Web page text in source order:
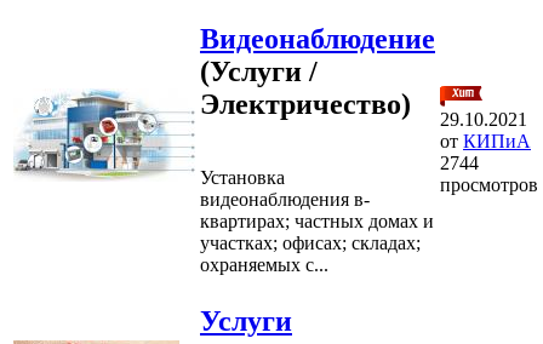
Видеонаблюдение
(Услуги /
Электричество)
Установка
видеонаблюдения в-
квартирах; частных домах и
участках; офисах; складах;
охраняемых с...
29.10.2021
от КИПиА
2744
просмотров
Услуги